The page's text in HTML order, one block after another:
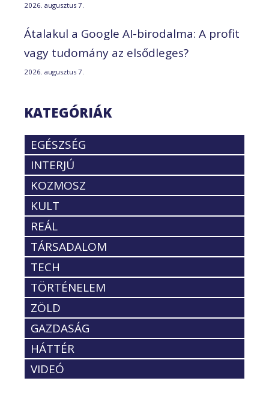
2026. augusztus 7.
Átalakul a Google AI-birodalma: A profit
vagy tudomány az elsődleges?
2026. augusztus 7.
KATEGÓRIÁK
EGÉSZSÉG
INTERJÚ
KOZMOSZ
KULT
REÁL
TÁRSADALOM
TECH
TÖRTÉNELEM
ZÖLD
GAZDASÁG
HÁTTÉR
VIDEÓ